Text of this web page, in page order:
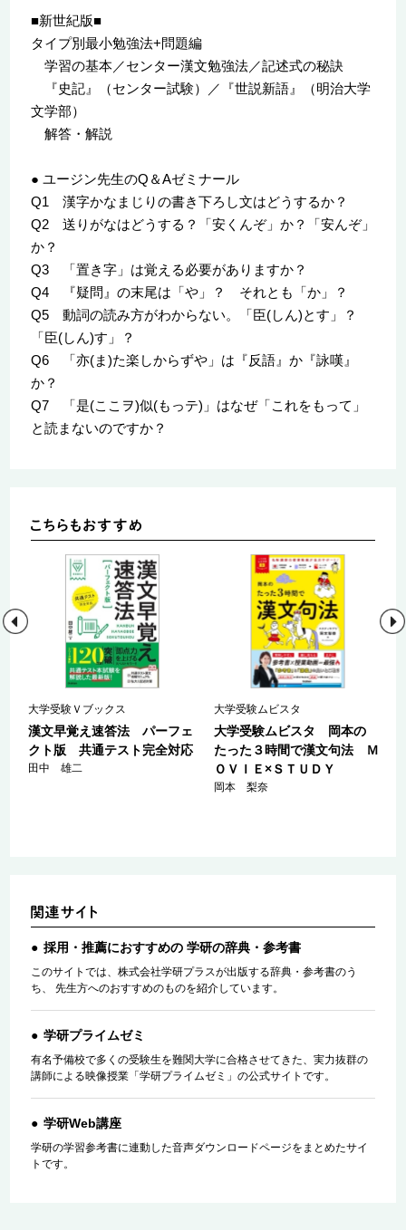
■新世紀版■
タイプ別最小勉強法+問題編
学習の基本／センター漢文勉強法／記述式の秘訣
『史記』（センター試験）／『世説新語』（明治大学
文学部）
解答・解説
● ユージン先生のQ＆Aゼミナール
Q1 漢字かなまじりの書き下ろし文はどうするか？
Q2 送りがなはどうする？「安くんぞ」か？「安んぞ」
か？
Q3 「置き字」は覚える必要がありますか？
Q4 『疑問』の末尾は「や」？ それとも「か」？
Q5 動詞の読み方がわからない。「臣(しん)とす」？
「臣(しん)す」？
Q6 「亦(ま)た楽しからずや」は『反語』か『詠嘆』
か？
Q7 「是(ここヲ)似(もっテ)」はなぜ「これをもって」
と読まないのですか？
大学受験Ｖブックス
漢文早覚え速答法 パーフェ
クト版 共通テスト完全対応
田中 雄二
大学受験ムビスタ
大学受験ムビスタ 岡本の
たった３時間で漢文句法 Ｍ
ＯＶＩＥ×ＳＴＵＤＹ
岡本 梨奈
採用・推薦におすすめの 学研の辞典・参考書
このサイトでは、株式会社学研プラスが出版する辞典・参考書のう
ち、 先生方へのおすすめのものを紹介しています。
学研プライムゼミ
有名予備校で多くの受験生を難関大学に合格させてきた、実力抜群の
講師による映像授業「学研プライムゼミ」の公式サイトです。
学研Web講座
学研の学習参考書に連動した音声ダウンロードページをまとめたサイ
トです。